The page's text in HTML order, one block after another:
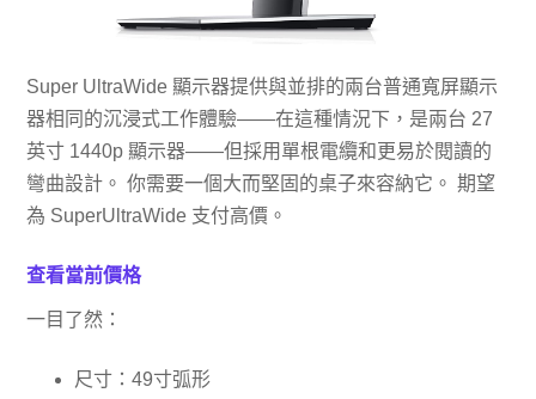
Super UltraWide 顯示器提供與並排的兩台普通寬屏顯示
器相同的沉浸式工作體驗——在這種情況下，是兩台 27
英寸 1440p 顯示器——但採用單根電纜和更易於閱讀的
彎曲設計。 你需要一個大而堅固的桌子來容納它。 期望
為 SuperUltraWide 支付高價。
查看當前價​​格
一目了然：
尺寸：49寸弧形